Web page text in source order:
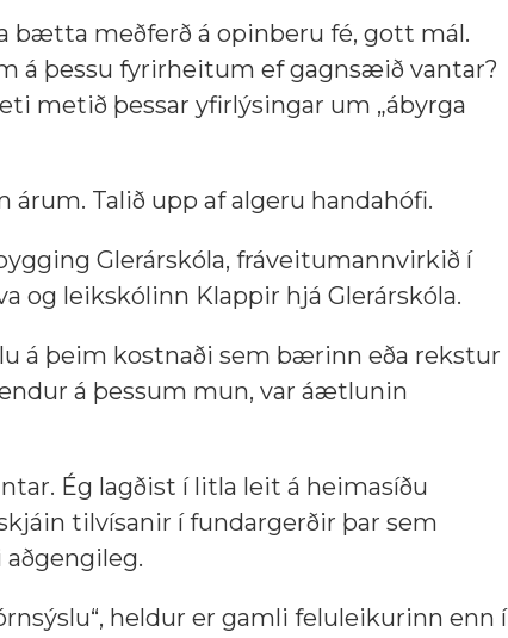
bætta meðferð á opinberu fé, gott mál.
á þessu fyrirheitum ef gagnsæið vantar?
metið þessar yfirlýsingar um „ábyrga
Talið upp af algeru handahófi.
Glerárskóla, fráveitumannvirkið í
og leikskólinn Klappir hjá Glerárskóla.
á þeim kostnaði sem bærinn eða rekstur
á þessum mun, var áætlunin
Ég lagðist í litla leit á heimasíðu
tilvísanir í fundargerðir þar sem
heldur er gamli feluleikurinn enn í